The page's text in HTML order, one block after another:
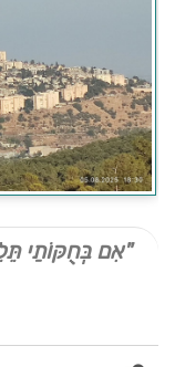
"אִם בְּחֻקּוֹתַי